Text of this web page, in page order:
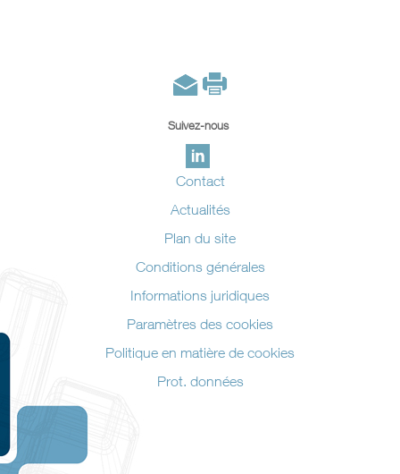
Suivez-nous
Contact
Actualités
Plan du site
Conditions générales
Informations juridiques
Paramètres des cookies
Politique en matière de cookies
Prot. données